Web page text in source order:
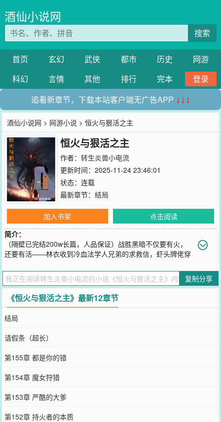
酒仙小说网
搜索
首页 玄幻 武侠 都市 历史
网游
科幻
言情 其他 排行 完本
登录
追看新章节，下载本站客户端无广告APP ↓↓↓
酒仙小说网 > 网游小说 > 恒火与狠活之主
恒火与狠活之主
作者： 转生炎兽小电流
更新时间：2025-11-24 23:46:01
状态：连载
最新章节： 结局
加入书架
点击阅读
简介：
（隔壁已完结200w长篇，人品保证）战胜黑暗不仅要有火，
还要有活——林衣收到冷血法学人兄弟的求救信，虾头牌佬穿
拉比。战号长鸣若天崩，敌军闻之皆亡魂。烂梗撞碎邪魔梦，兄弟我
是地球人。在【铁王冠】【魔女】【旧日】【天权司】【人外】等十
二位神明势力交织的诡秘世界中，诞生了一支人类势力【情报闪刀】
从小镇开始，塔塔开整个世界！————伟大的林衣战帅几乎是完美
的人类，只可惜神明捏人时还是比较公平的，偏偏让他长了一张嘴。
林衣：“听好了乡巴佬们，想要把咱们珠泪第一军团变成一支无敌的军
团，就必须要包含善战的鱼，善战的鱼，善战的鱼和善战的鱼。”汉谟
拉比：“还有你这条傻狗。”
您要是觉得《
恒火与狠活之主
博微信里的朋友推荐哦！
复制分享
《恒火与狠活之主》最新12章节
结局
请假条（超长）
第155章 都是你的错
第154章 魔女狩猎
第153章 严酷的大爹
第152章 持火者的本质